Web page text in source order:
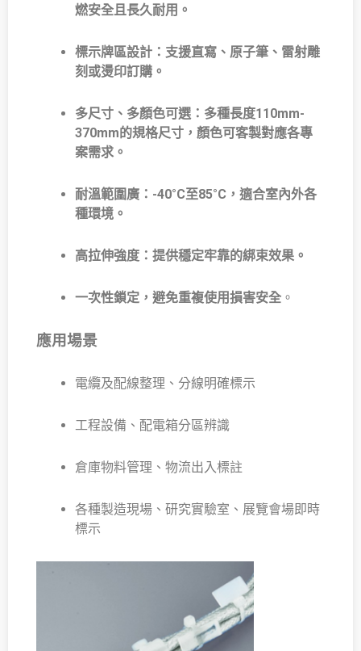
燃安全且長久耐用。
標示牌區設計：支援直寫、原子筆、雷射雕
刻或燙印訂購。
多尺寸、多顏色可選：多種長度110mm-
370mm的規格尺寸，顏色可客製對應各專
案需求。
耐溫範圍廣：-40°C至85°C，適合室內外各
種環境。
高拉伸強度：提供穩定牢靠的綁束效果。
一次性鎖定，避免重複使用損害安全 。
應用場景
電纜及配線整理、分線明確標示
工程設備、配電箱分區辨識
倉庫物料管理、物流出入標註
各種製造現場、研究實驗室、展覽會場即時
標示